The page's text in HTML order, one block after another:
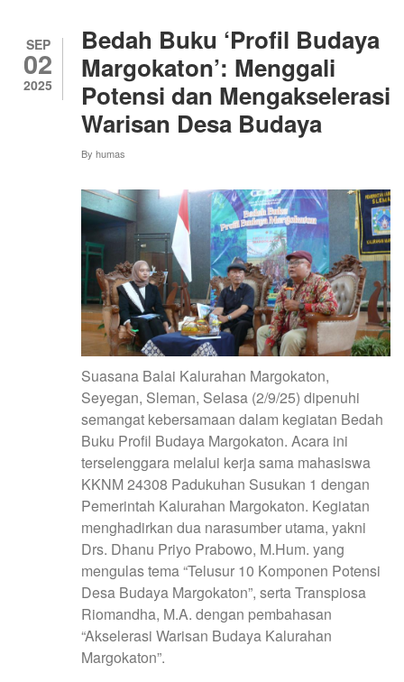
CERITA
INKLUSIF
DARI
KADIBESO
SEP
02
2025
Bedah Buku ‘Profil Budaya
Margokaton’: Menggali
Potensi dan Mengakselerasi
Warisan Desa Budaya
By humas
Suasana Balai Kalurahan Margokaton,
Seyegan, Sleman, Selasa (2/9/25) dipenuhi
semangat kebersamaan dalam kegiatan Bedah
Buku Profil Budaya Margokaton. Acara ini
terselenggara melalui kerja sama mahasiswa
KKNM 24308 Padukuhan Susukan 1 dengan
Pemerintah Kalurahan Margokaton. Kegiatan
menghadirkan dua narasumber utama, yakni
Drs. Dhanu Priyo Prabowo, M.Hum. yang
mengulas tema “Telusur 10 Komponen Potensi
Desa Budaya Margokaton”, serta Transpiosa
Riomandha, M.A. dengan pembahasan
“Akselerasi Warisan Budaya Kalurahan
Margokaton”.